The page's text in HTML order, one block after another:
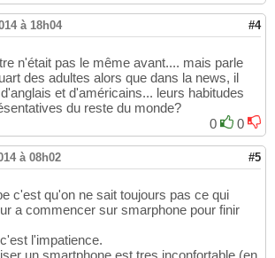
à 18h04 #4
n'était pas le même avant.... mais parle
des adultes alors que dans la news, il
et d'américains... leurs habitudes
du reste du monde?
0
0
à 08h02 #5
c'est qu'on ne sait toujours pas ce qui
a commencer sur smarphone pour finir
l'impatience.
un smartphone est tres inconfortable (en